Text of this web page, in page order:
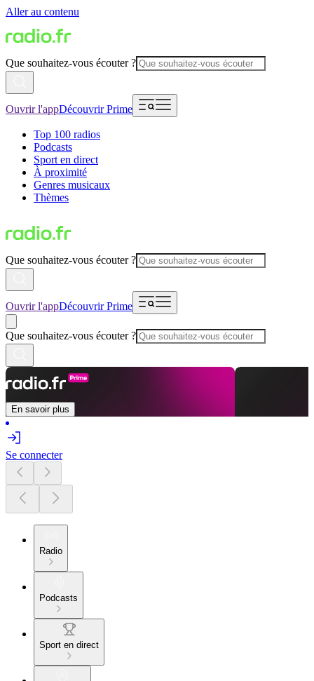
Aller au contenu
Que souhaitez-vous écouter ?
Ouvrir l'appDécouvrir Prime
Top 100 radios
Podcasts
Sport en direct
À proximité
Genres musicaux
Thèmes
Que souhaitez-vous écouter ?
Ouvrir l'appDécouvrir Prime
Que souhaitez-vous écouter ?
En savoir plus
Se connecter
Radio
Podcasts
Sport en direct